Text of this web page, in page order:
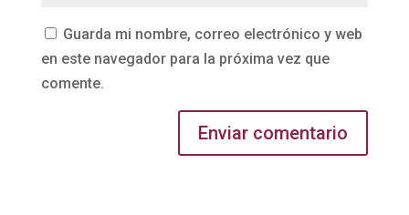
Guarda mi nombre, correo electrónico y web
en este navegador para la próxima vez que
comente.